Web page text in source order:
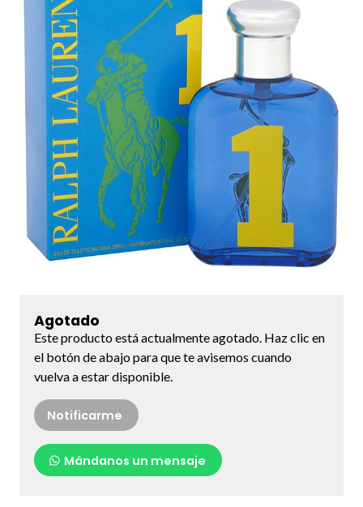
Agotado
Este producto está actualmente agotado. Haz clic en
el botón de abajo para que te avisemos cuando
vuelva a estar disponible.
Notificarme
Mándanos un mensaje